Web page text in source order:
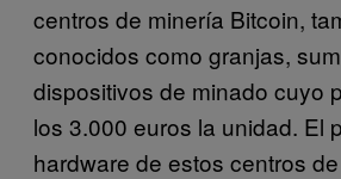
centros de minería Bitcoin,
conocidos como granjas,
dispositivos de minado cuyo
los 3.000 euros la unidad. El
hardware de estos centros